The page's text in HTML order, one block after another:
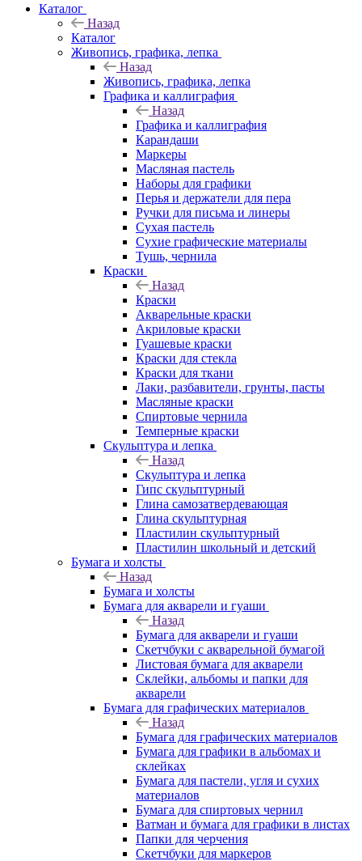
Каталог
Назад
Каталог
Живопись, графика, лепка
Назад
Живопись, графика, лепка
Графика и каллиграфия
Назад
Графика и каллиграфия
Карандаши
Маркеры
Масляная пастель
Наборы для графики
Перья и держатели для пера
Ручки для письма и линеры
Сухая пастель
Сухие графические материалы
Тушь, чернила
Краски
Назад
Краски
Акварельные краски
Акриловые краски
Гуашевые краски
Краски для стекла
Краски для ткани
Лаки, разбавители, грунты, пасты
Масляные краски
Спиртовые чернила
Темперные краски
Скульптура и лепка
Назад
Скульптура и лепка
Гипс скульптурный
Глина самозатвердевающая
Глина скульптурная
Пластилин скульптурный
Пластилин школьный и детский
Бумага и холсты
Назад
Бумага и холсты
Бумага для акварели и гуаши
Назад
Бумага для акварели и гуаши
Скетчбуки с акварельной бумагой
Листовая бумага для акварели
Склейки, альбомы и папки для
акварели
Бумага для графических материалов
Назад
Бумага для графических материалов
Бумага для графики в альбомах и
склейках
Бумага для пастели, угля и сухих
материалов
Бумага для спиртовых чернил
Ватман и бумага для графики в листах
Папки для черчения
Скетчбуки для маркеров